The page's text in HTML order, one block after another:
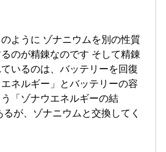
のように ゾナニウムを別の性質
のが精錬なのです そして精錬
いるのは、バッテリーを回復
ネルギー」とバッテリーの容
「ゾナウエネルギーの結
が、ゾナニウムと交換してく